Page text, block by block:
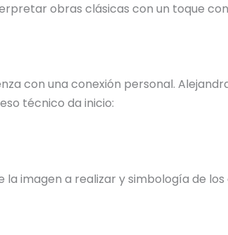
obras clásicas con un toque
con una conexión personal.
técnico da inicio:
imagen a realizar y simbología de